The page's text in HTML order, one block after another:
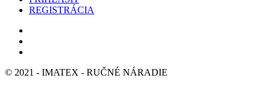
REGISTRÁCIA
© 2021 - IMATEX - RUČNÉ NÁRADIE